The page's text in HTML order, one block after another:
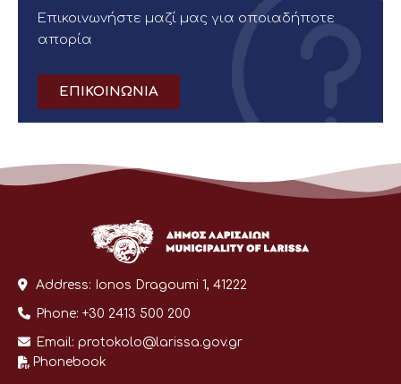
Επικοινωνήστε μαζί μας για οποιαδήποτε
απορία
ΕΠΙΚΟΙΝΩΝΙΑ
Address: Ionos Dragoumi 1, 41222
Phone: +30 2413 500 200
Email: protokolo@larissa.gov.gr
Phonebook